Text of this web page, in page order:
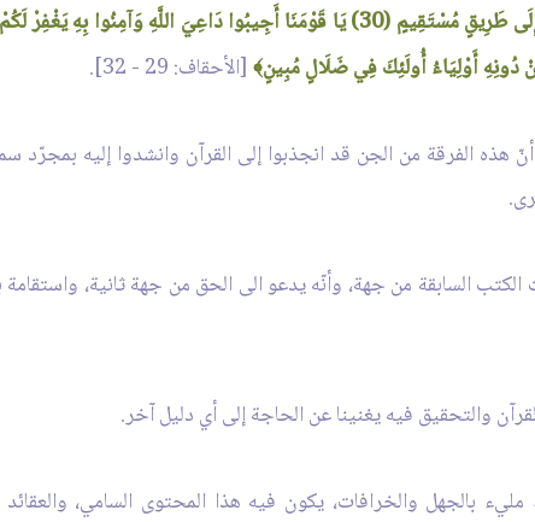
أَوْلِيَاءُ أُولَئِكَ فِي ضَلَالٍ مُبِينٍ﴾[الأحقاف: 29 - 32].
هذه الفرقة من الجن قد انجذبوا إلى القرآن وانشدوا إليه بمجرّد
الكتب السابقة من جهة، وأنّه يدعو الى الحق من جهة ثانية،
والتحقيق فيه يغنينا عن الحاجة إلى أي دليل آخر.
والخرافات، يكون فيه هذا المحتوى السامي، والعقائد